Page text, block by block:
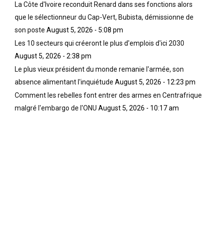
La Côte d'Ivoire reconduit Renard dans ses fonctions alors
que le sélectionneur du Cap-Vert, Bubista, démissionne de
son poste August 5, 2026 - 5:08 pm
Les 10 secteurs qui créeront le plus d'emplois d'ici 2030
August 5, 2026 - 2:38 pm
Le plus vieux président du monde remanie l'armée, son
absence alimentant l'inquiétude August 5, 2026 - 12:23 pm
Comment les rebelles font entrer des armes en Centrafrique
malgré l'embargo de l'ONU August 5, 2026 - 10:17 am